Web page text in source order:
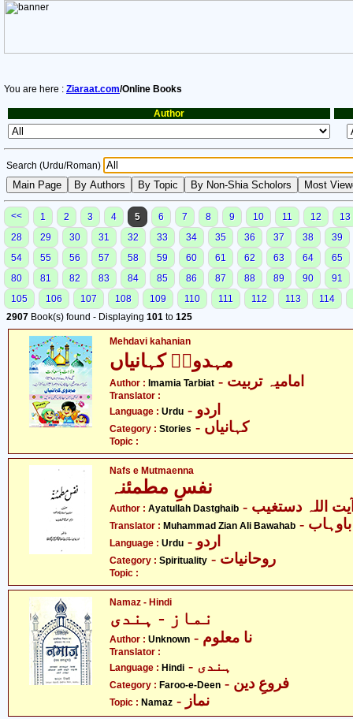
You are here : Ziaraat.com/Online Books
Author
Search (Urdu/Roman)
<< 1 2 3 4 5 6 7 8 9 10 11 12
13
28
29 30 31 32 33 34 35 36 37 38
39
54
55 56 57 58 59 60 61 62 63 64
65
80
81 82 83 84 85 86 87 88 89 90
91
105
106 107 108 109 110 111 112 113
114
2907 Book(s) found - Displaying 101 to 125
Mehdavi kahanian
مہدویؑ کہانیاں
Author : Imamia Tarbiat - امامیہ تربیت
Translator :
Language : Urdu - اردو
Category : Stories - کہانیاں
Topic :
Nafs e Mutmaenna
نفسِ مطمئنہ
Author : Ayatullah Dastghaib آیت اللہ دستغیب
Translator : Muhammad Zian Ali Bawahab
Language : Urdu - اردو
Category : Spirituality - روحانیات
Topic :
Namaz - Hindi
نماز - ہندی
Author : Unknown - نا معلوم
Translator :
Language : Hindi - ہندی
Category : Faroo-e-Deen - فروعِ دین
Topic : Namaz - نماز